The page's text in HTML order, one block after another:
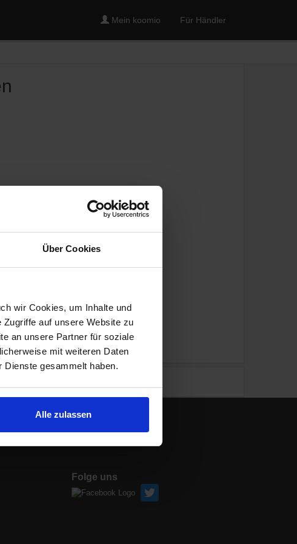
Über Cookies
wir Cookies, um Inhalte und
auf unsere Website zu
an unsere Partner für soziale
mit weiteren Daten
Dienste gesammelt haben.
Alle zulassen
Mein koomio Für Händler
Folge uns